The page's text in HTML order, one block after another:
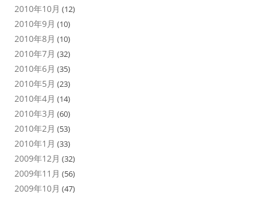
2010年10月 (12)
2010年9月 (10)
2010年8月 (10)
2010年7月 (32)
2010年6月 (35)
2010年5月 (23)
2010年4月 (14)
2010年3月 (60)
2010年2月 (53)
2010年1月 (33)
2009年12月 (32)
2009年11月 (56)
2009年10月 (47)